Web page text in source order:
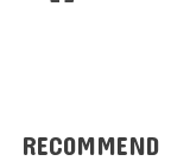
RECOMMEND